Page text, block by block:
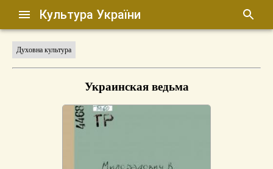
Культура України
Духовна культура
Украинская ведьма